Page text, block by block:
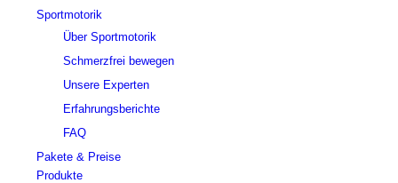
Sportmotorik
Über Sportmotorik
Schmerzfrei bewegen
Unsere Experten
Erfahrungsberichte
FAQ
Pakete & Preise
Produkte